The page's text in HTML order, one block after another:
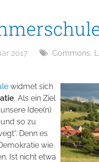
2017 Commons,
widmet sich
. Als ein Ziel
Idee(n)
so zu
Denn es
wie
Ist nicht etwa